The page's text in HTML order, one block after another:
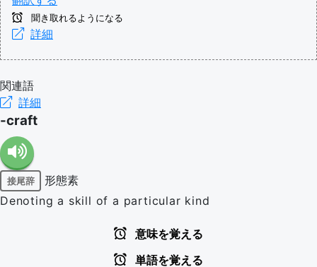
聞き取れるようになる
詳細
関連語
詳細
-craft
接尾辞
形態素
Denoting a skill of a particular kind
意味を覚える
単語を覚える